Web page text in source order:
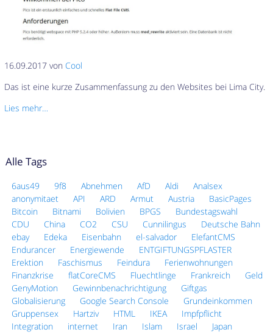
16.09.2017 vonCool
Das ist eine kurze Zusammenfassung zu den Websites bei Lima City.
Lies mehr…
Alle Tags
6aus49 9f8 Abnehmen AfD Aldi
Analsex
anonymitaet
API ARD Armut Austria
BasicPages
Bitcoin
Bitnami Bolivien BPGS
Bundestagswahl
CDU
China CO2 CSU Cunnilingus
Deutsche Bahn
ebay
Edeka Eisenbahn el-salvador
ElefantCMS
Endurancer
Energiewende
ENTGIFTUNGSPFLASTER
Erektion
Faschismus Feindura
Ferienwohnungen
Finanzkrise
flatCoreCMS Fluechtlinge Frankreich
Geld
GenyMotion
Gewinnbenachrichtigung
Giftgas
Globalisierung
Google Search Console
Grundeinkommen
Gruppensex
Hartziv HTML IKEA
Impfpflicht
Integration
internet Iran Islam Israel
Japan